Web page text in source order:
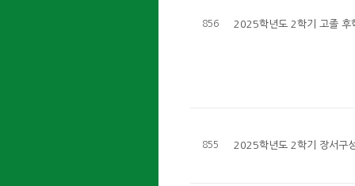
856 2025학년도 2학기 고졸 후
855 2025학년도 2학기 장서구